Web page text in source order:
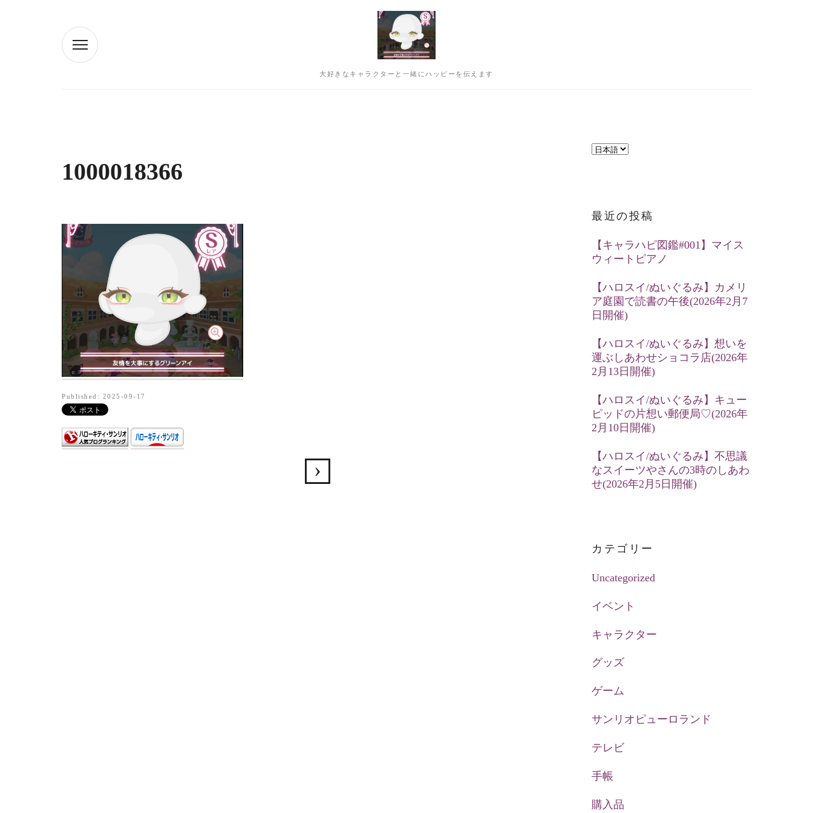
大好きなキャラクターと一緒にハッピーを伝えます
1000018366
Published: 2025-09-17
言
択
最近の投稿
【キャラハピ図鑑#001】マイス
ウィートピアノ
【ハロスイ/ぬいぐるみ】カメリ
ア庭園で読書の午後(2026年2月7
日開催)
【ハロスイ/ぬいぐるみ】想いを
運ぶしあわせショコラ店(2026年
2月13日開催)
【ハロスイ/ぬいぐるみ】キュー
ピッドの片想い郵便局♡(2026年
2月10日開催)
【ハロスイ/ぬいぐるみ】不思議
なスイーツやさんの3時のしあわ
せ(2026年2月5日開催)
カテゴリー
Uncategorized
イベント
キャラクター
グッズ
ゲーム
サンリオピューロランド
テレビ
手帳
購入品